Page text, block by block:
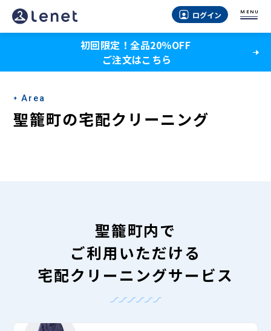
聖
籠
の
宅
配
ログイン MENU
初回限定！全品20％OFF
ご注文はこちら
Area
聖籠町の宅配クリーニング
聖籠町内で
ご利用いただける
宅配クリーニングサービス